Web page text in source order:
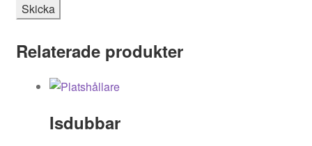
Relaterade produkter
Isdubbar